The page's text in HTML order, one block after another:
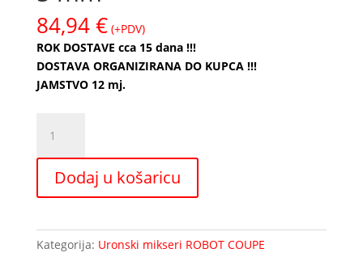
84,94€ (+PDV)
ROK DOSTAVE cca 15 dana !!!
DOSTAVA ORGANIZIRANA DO KUPCA !!!
JAMSTVO 12 mj.
noževi
za
TAC
-
5
mm
Dodaj u košaricu
Kategorija: Uronski mikseri ROBOT COUPE